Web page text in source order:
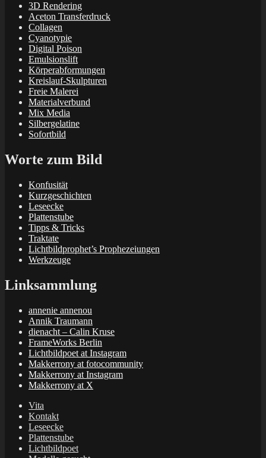
3D Rendering
Aceton Transferdruck
Collagen
Cyanotypie
Digital Poison
Emulsionslift
Körperabformungen
Kreislauf-Skulpturen
Freie Malerei
Materialverbund
Mix Media
Silbergelatine
Sofortbild
Worte zum Bild
Konfusität
Kurzgeschichten
Leseecke
Plattenstube
Tipps & Tricks
Traktate
Lichtbildprophet’s Prophezeiungen
Werkzeuge
Linksammlung
annenie annenou
Annik Traumann
dienacht – Calin Kruse
FrameWorks Berlin
Lichtbildpoet at Instagram
Makkerrony at fotocommunity
Makkerrony at Instagram
Makkerrony at X
Vita
Kontakt
Leseecke
Plattenstube
Lichtbildpoet